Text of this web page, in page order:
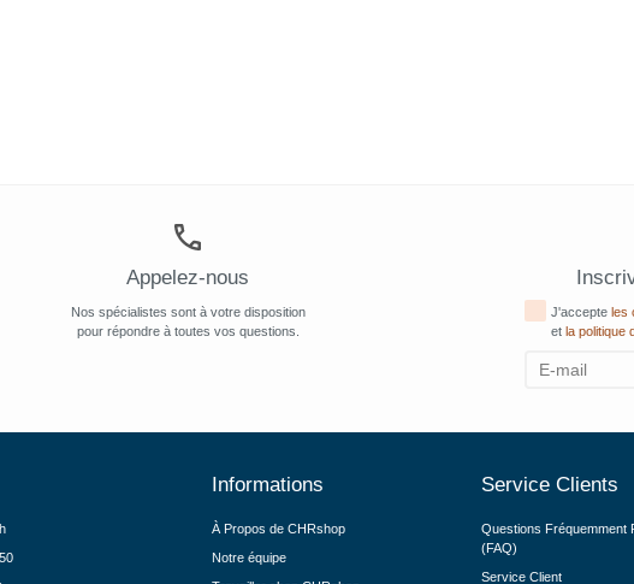
Appelez-nous
Nos spécialistes sont à votre disposition
pour répondre à toutes vos questions.
J'accepteles
etla politique
Informations
À Propos de CHRshop
Notre équipe
Service Clients
Questions Fréquemment
(FAQ)
Service Client